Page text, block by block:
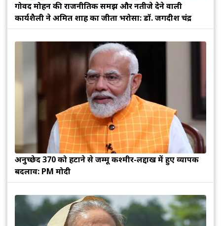
गोविंद मोहन की राजनीतिक समझ और नतीजे देने वाली
कार्यशैली ने अमित शाह का जीता भरोसा: डॉ. जगदीश चंद्र
अनुच्छेद 370 को हटाने से जम्मू कश्मीर-लद्दाख में हुए व्यापक
बदलाव: PM मोदी